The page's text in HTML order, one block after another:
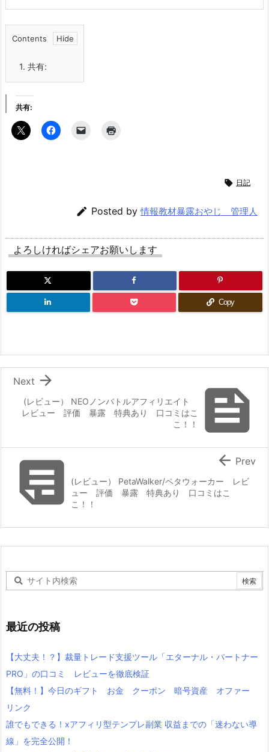
Contents
1. 共有:
共有:
 日記
 Posted by情報教材暴露おやじ 管理人
よろしければシェアお願いします
Copy

(レビュー） NEOノンバトルアフィリエイト
レビュー 評価 暴露 特典あり 口コミはこ
こ！！

Next
(レビュー） PetaWalker/ペタウォーカー レビ
ュー 評価 暴露 特典あり 口コミはこ
こ！！
 Prev
最近の投稿
【大丈夫！？】裁量トレード支援ツール「エターナル・パートナー
PRO」の口コミ レビューを徹底検証
【無料！】今日のギフト お金 クーポン 暗号資産 オファー
リンク
誰でもできる！xアフィリ型テンプレ副業 収益までの「迷わない導
線」を完全公開！